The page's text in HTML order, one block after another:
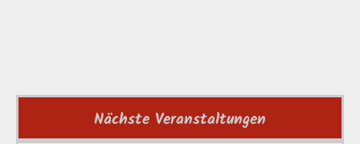
Nächste Veranstaltungen